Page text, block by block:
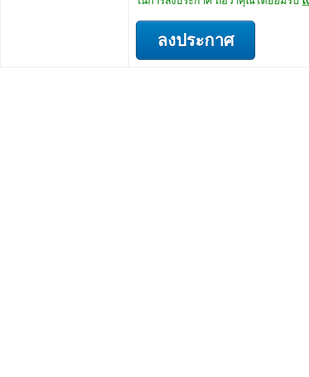
ลงประกาศ